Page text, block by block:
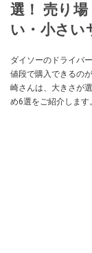
選！ 売り
い・小さい
ダイソーのドライバ
値段で購入できるの
崎さんは、大きさが
め6選をご紹介します
のドライバーはある